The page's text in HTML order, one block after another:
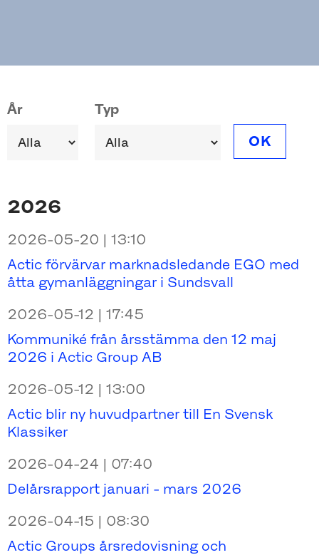
År Typ
OK
2026
2026-05-20 | 13:10
Actic förvärvar marknadsledande EGO med
åtta gymanläggningar i Sundsvall
2026-05-12 | 17:45
Kommuniké från årsstämma den 12 maj
2026 i Actic Group AB
2026-05-12 | 13:00
Actic blir ny huvudpartner till En Svensk
Klassiker
2026-04-24 | 07:40
Delårsrapport januari - mars 2026
2026-04-15 | 08:30
Actic Groups årsredovisning och
Pagination